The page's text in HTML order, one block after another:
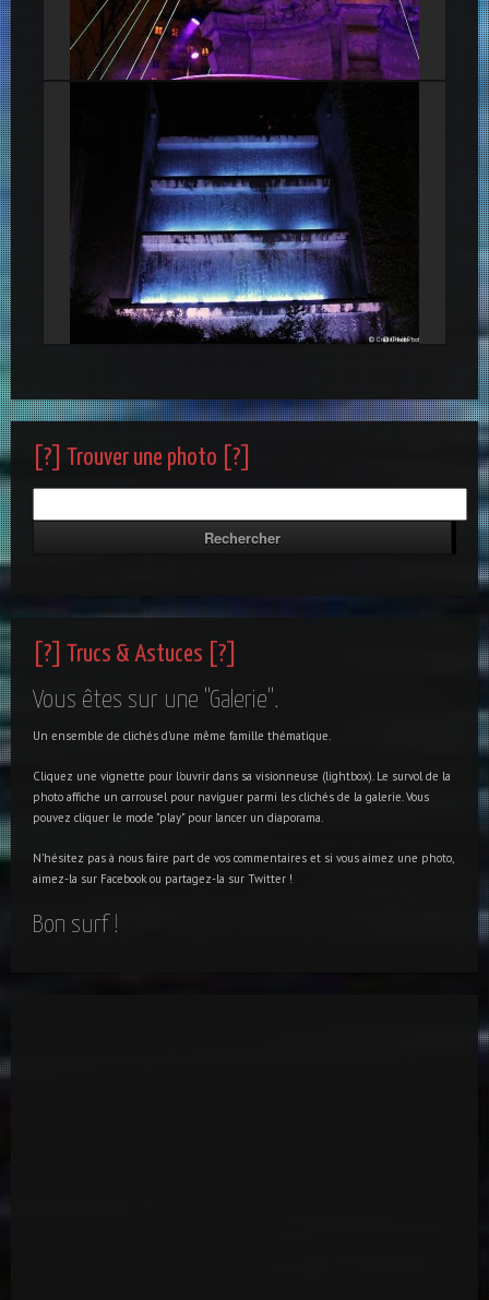
[?] Trouver une photo [?]
[?] Trucs & Astuces [?]
Vous êtes sur une "Galerie".
Un ensemble de clichés d'une même famille thématique.
Cliquez une vignette pour l'ouvrir dans sa visionneuse (lightbox). Le survol de la
photo affiche un carrousel pour naviguer parmi les clichés de la galerie. Vous
pouvez cliquer le mode "play" pour lancer un diaporama.
N'hésitez pas à nous faire part de vos commentaires et si vous aimez une photo,
aimez-la sur Facebook ou partagez-la sur Twitter !
Bon surf !